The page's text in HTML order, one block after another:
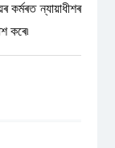
কৰ্মৰত ন্যায়াধীশৰ
কৰে৷